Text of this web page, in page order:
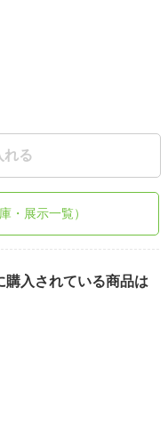
れる
・展示一覧）
購入されている商品は